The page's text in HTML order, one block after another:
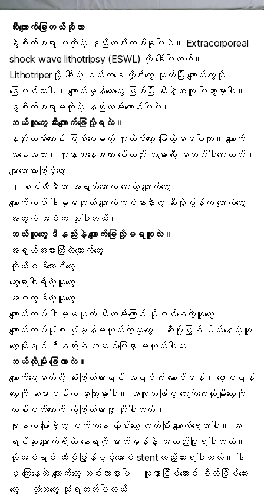
ဆီးကျောက်ခြေတယ်ဆိုတာ
ခွဲစိတ်စရာ မလိုတဲ့ နည်းလမ်းတစ်ခုပါပဲ။ Extracorporeal
shock wave lithotripsy (ESWL) လို့ ခေါ်ပါတယ်။
Lithotriperလို့ ခေါ်တဲ့ စက်ကနေ လှိုင်းတွေ ထုတ်ပြီး ကျောက်တွေကို
ခြေပစ်တာပါ။ ကျောက်မှုန်လေးတွေ ဖြစ်ပြီး ဆီးနဲ့အတူ ပါသွားမှာပါ။
ခွဲစိတ်စရာမလိုတဲ့ နည်းလမ်းကောင်းပါပဲ။
ဘယ်သူတွေ ဆီးကျောက်ခြေလို့ရလဲ။
နည်းလမ်းကောင်း ဖြစ်ပေမယ့် လူတိုင်းတော့ ခြေလို့မရပါဘူး။ ကျောက်
အနေအထား၊ လူနာအနေအထား ပေါ်လည်း အများကြီး မူတည်ပါသေးတယ်။
များသောအားဖြင့်တော့
၂ စင်တီမီတာ အရွယ်အောက် သေးတဲ့ ကျောက်တွေ
ကျောက်ကပ် ဒါမှမဟုတ် ကျောက်ကပ်နားနီးတဲ့ ဆီးပို့ပြွန်က ကျောက်တွေ
အတွက် အဓိက သုံးပါတယ်။
ဘယ်သူတွေ ဒီနည်းနဲ့ ကျောက်ခြေလို့မရဘူးလဲ။
အရွယ်အစားကြီးတဲ့ကျောက်တွေ
ကိုယ်ဝန်ဆောင်တွေ
သွေးရောဂါရှိတဲ့သူတွေ
အဝလွန်တဲ့သူတွေ
ကျောက်ကပ် ဒါမှမဟုတ် ဆီးလမ်းကြောင်း ပိုးဝင်နေတဲ့သူတွေ
ကျောက်ကပ်ပုံစံ ပုံမှန်မဟုတ်တဲ့သူတွေ၊ ဆီးပို့ပြွန် ပိတ်နေတဲ့သူ
တွေဆိုရင် ဒီနည်းနဲ့ အဆင်ပြေမှာ မဟုတ်ပါဘူး။
ဘယ်လိုမျိုး ခြေတာလဲ။
ကျောက်ခြေမယ်လို့ ဆုံးဖြတ်ထားရင် အရင်ဆုံး ဆောင်ရန်၊ ရှောင်ရန်
တွေကို ဆရာဝန်က မှာကြားမှာပါ။ အထူးသဖြင့် သွေးကျဲဆေး လိုမျိုးတွေကို
တစ်ပတ်လောက် ကြိုဖြတ်ထားဖို့ လိုပါတယ်။
ခုနက ပြောခဲ့တဲ့ စက်ကနေ လှိုင်းတွေ ထုတ်ပြီး ကျောက်ခြေတာပါ။ အ
ရင်ဆုံး ကျောက်ရှိတဲ့ နေရာကို ဓာတ်မှန်နဲ့ အတည်ပြုရပါတယ်။
လိုအပ်ရင် ဆီးပို့ပြွန်ပွင့်အောင် stentထည့်ထားရပါတယ်။ ဒါ
မှ ကြေနေတဲ့ ကျောက်တွေ ဆင်းလာမှာပါ။ လူနာငြိမ်အောင် စိတ်ငြိမ်ဆေး
တွေ၊
ထုံဆေးတွေ သုံးရတတ်ပါတယ်။